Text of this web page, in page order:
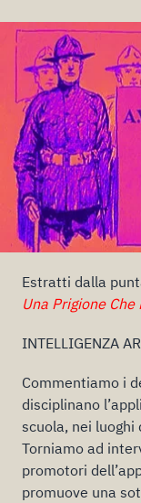
Estratti dalla
Una Prigione Che
INTELLIGENZA
Commentiamo i
disciplinano
scuola, nei luoghi
Torniamo ad
promotori
promuove una